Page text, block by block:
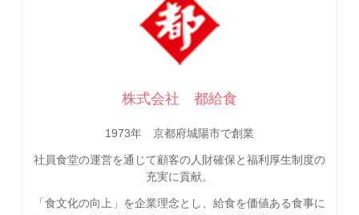
株式会社 都給食
1973年 京都府城陽市で創業
社員食堂の運営を通じて顧客の人財確保と福利厚生制度の
充実に貢献。
「食文化の向上」を企業理念とし、給食を価値ある食事に